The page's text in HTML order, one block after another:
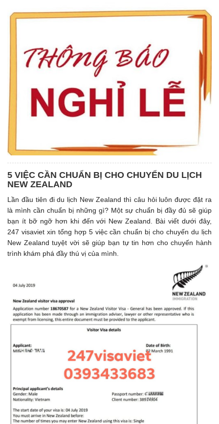
5 VIỆC CẦN CHUẨN BỊ CHO CHUYỂN DU LỊCH
NEW ZEALAND
Lần đầu tiên đi du lịch New Zealand thì câu hỏi luôn được đặt ra
là mình cần chuẩn bị những gì? Một sự chuẩn bị đầy đủ sẽ giúp
bạn ít bỡ ngỡ hơn khi đến với New Zealand. Bài viết dưới đây,
247 visaviet xin tổng hợp 5 việc cần chuẩn bị cho chuyến du lịch
New Zealand tuyệt vời sẽ giúp bạn tự tin hơn cho chuyến hành
trình khám phá đầy thú vị của mình.